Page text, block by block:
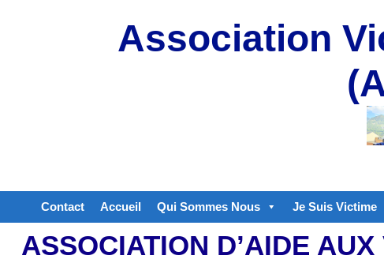
Association
Contact Accueil Qui Sommes Nous Je Suis Victime
ASSOCIATION D’AIDE